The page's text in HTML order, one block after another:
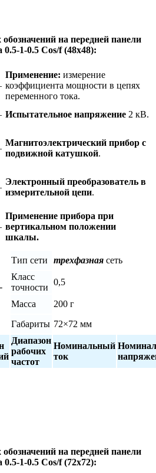
на передней панели
1-0.5 Cos/f (48х48):
Применение: измерение
коэффициента мощности в цепях
переменного тока.
Испытательное напряжение 2 кВ.
Магнитоэлектрический прибор с
подвижной катушкой.
Электронный преобразователь в
измерительной цепи.
Применение прибора при
вертикальном положении
шкалы.
Тип сети трехфазная сеть
Класс
точности
0,5
Масса
200 г
Габариты 72×72 мм
Диапазон
рабочих
частот
Номинальный
ток
на передней панели
1-0.5 Cos/f (72х72):